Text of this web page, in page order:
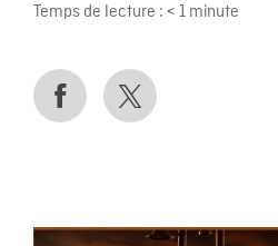
Temps de lecture : < 1 minute